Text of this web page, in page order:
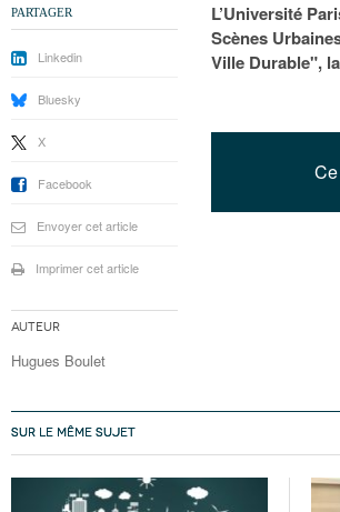
L’Université
Scènes
Ville Durable",
PARTAGER
Linkedin
Bluesky
X
Facebook
Envoyer cet article
Imprimer cet article
Auteur
Hugues Boulet
SUR LE MÊME SUJET